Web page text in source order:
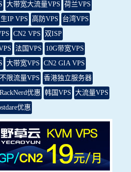
大带宽大流量VPS 荷兰VPS
IP VPS 高防VPS
台湾VPS
CN2 VPS
双ISP
法国VPS
10G带宽VPS
大带宽VPS CN2 GIA VPS
不限流量VPS 香港独立服务器
RackNerd优惠 韩国VPS 大流量VPS
优惠